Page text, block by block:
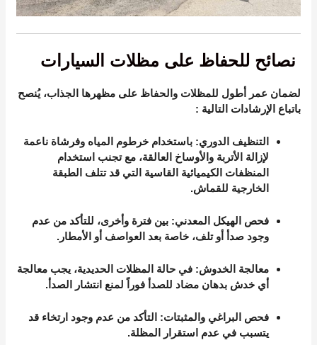
نصائح للحفاظ على مظلات السيارات
لضمان عمر أطول للمظلات والحفاظ على مظهرها الجذاب، يُنصح
باتباع الإرشادات التالية :
التنظيف الدوري: باستخدام خرطوم المياه وفرشاة ناعمة
لإزالة الأتربة والأوساخ العالقة، مع تجنب استخدام
المنظفات الكيميائية القاسية التي قد تتلف الطبقة
الخارجية للقماش.
فحص الهيكل المعدني: بين فترة وأخرى، للتأكد من عدم
وجود صدأ أو تلف، خاصة بعد العواصف أو الأمطار.
معالجة الخدوش: في حالة المظلات الحديدية، يجب معالجة
أي خدش بدهان مضاد للصدأ فوراً لمنع انتشار الصدأ.
فحص البراغي والمثبتات: التأكد من عدم وجود ارتخاء قد
يتسبب في عدم استقرار المظلة.